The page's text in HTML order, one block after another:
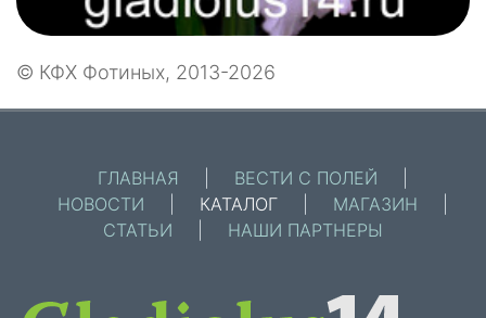
© КФХ Фотиных, 2013-2026
ГЛАВНАЯ ВЕСТИ С ПОЛЕЙ
НОВОСТИ
КАТАЛОГ МАГАЗИН
СТАТЬИ
НАШИ ПАРТНЕРЫ